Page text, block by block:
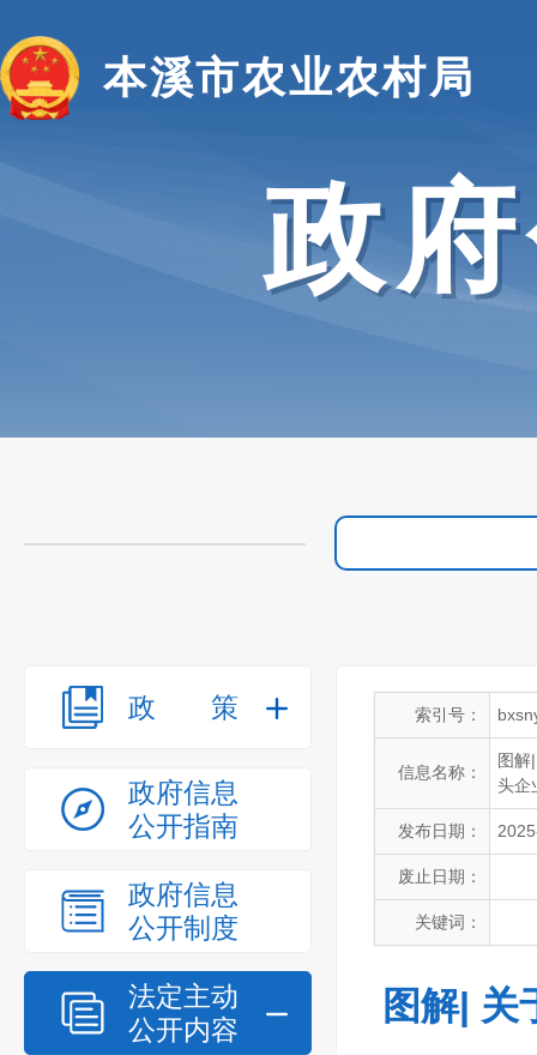
本溪市农业农村局
政
政策
政府信息
公开指南
政府信息
公开制度
法定主动
公开内容
索引号：
信息名称：
图解
头企
发布日期：
废止日期：
关键词：
图解| 关